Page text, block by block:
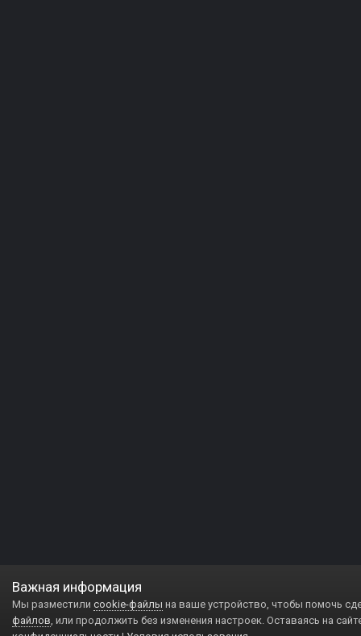
Важная информация
Мы разместили cookie-файлы на ваше устройство, чтобы помочь
файлов, или продолжить без изменения настроек. Оставаясь на